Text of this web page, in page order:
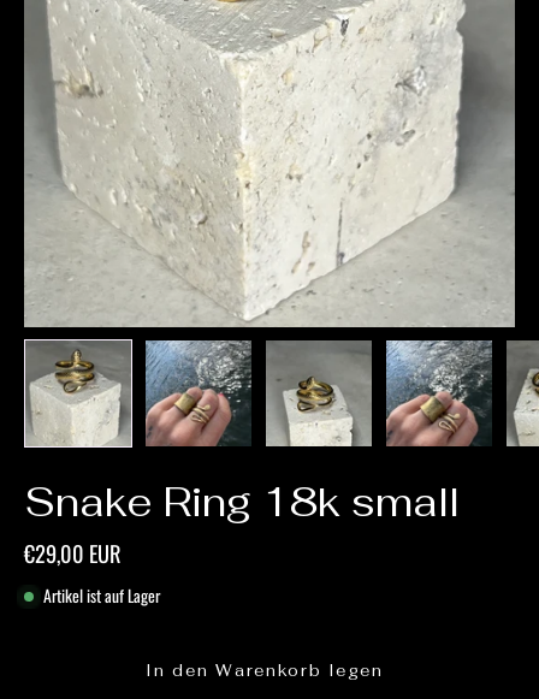
Snake Ring 18k small
€29,00 EUR
Artikel ist auf Lager
In den Warenkorb legen